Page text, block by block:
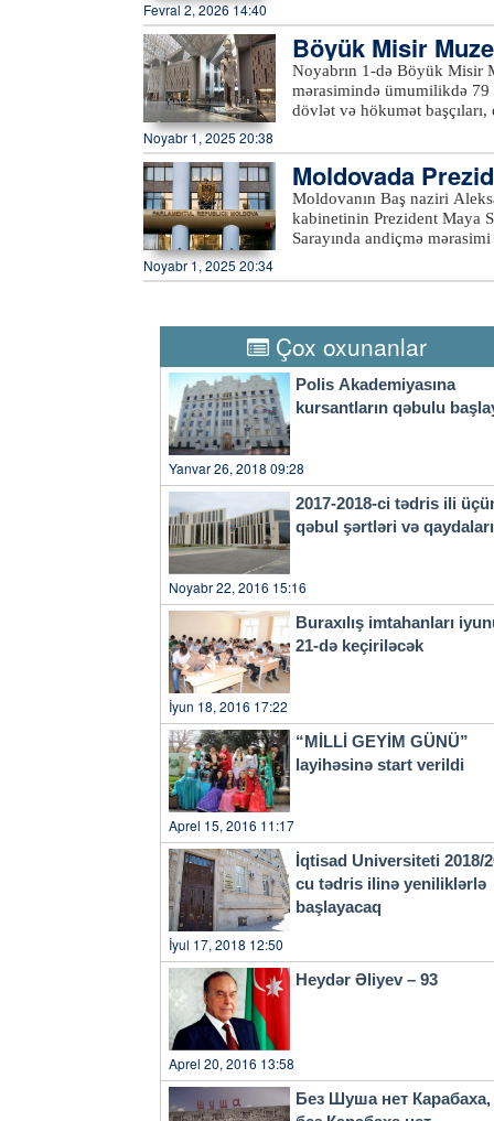
əməkdaşlığın
çoxtərəfli platformalarda,
əməkdaşlığın
Orta Dəhliz boyunca
ticarət dövriyyəsini ildə 15
nazirlərinin ikitərəfli görüşü
Fevral 2, 2026 14:40
Böyük Misir
ək
Noyabrın 1-də Böyük Misir
mərasimində ümumilikdə
dövlət və hökumət
vəziyyətinə gətirilib. Açılış
yanaşı yolboyu dalğalanır.
Böyük Misir Muzeyinin
kvadrat metrə yaxındır.
eksponat saxlanılır.
şəkildə nümayiş olunur.
Noyabr 1, 2025 20:38
Moldovada
Moldovanın Baş naziri
kabinetinin Prezident Maya
Sarayında andiçmə
vəzifələrini qoruyanlar daxil
çıxış edərək ölkənin
Noyabr 1, 2025 20:34
Çox oxunanlar
Polis Akademiyasına
kursantların qəbulu
Yanvar 26, 2018 09:28
2017-2018-ci tədris ili
qəbul şərtləri və
Noyabr 22, 2016 15:16
Buraxılış imtahanları
21-də keçiriləcək
İyun 18, 2016 17:22
“MİLLİ GEYİM GÜNÜ”
layihəsinə start verildi
Aprel 15, 2016 11:17
İqtisad Universiteti 2018/
cu tədris ilinə yeniliklərlə
başlayacaq
İyul 17, 2018 12:50
Heydər Əliyev – 93
Aprel 20, 2016 13:58
Без Шуша нет Карабаха,